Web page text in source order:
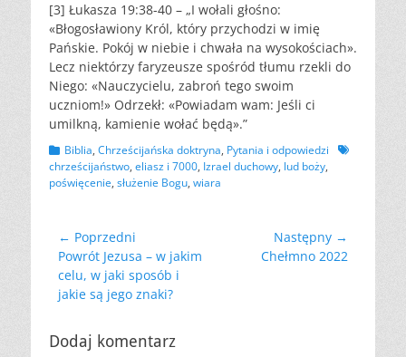
[3] Łukasza 19:38-40 – „I wołali głośno:
«Błogosławiony Król, który przychodzi w imię
Pańskie. Pokój w niebie i chwała na wysokościach».
Lecz niektórzy faryzeusze spośród tłumu rzekli do
Niego: «Nauczycielu, zabroń tego swoim
uczniom!» Odrzekł: «Powiadam wam: Jeśli ci
umilkną, kamienie wołać będą».”
Kategorii
Biblia, Chrześcijańska doktryna, Pytania i odpowiedzi
Tagów
chrześcijaństwo, eliasz i 7000, Izrael duchowy, lud boży,
poświęcenie, służenie Bogu, wiara
Nawigacja
wpisu
← Poprzedni
Poprzedni
wpis:
Powrót Jezusa – w jakim
celu, w jaki sposób i
jakie są jego znaki?
Następny →
Chełmno 2022
Dodaj komentarz